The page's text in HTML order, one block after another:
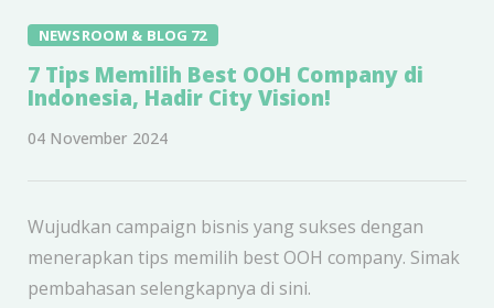
NEWSROOM & BLOG 72
7 Tips Memilih Best OOH Company di
Indonesia, Hadir City Vision!
04 November 2024
Wujudkan campaign bisnis yang sukses dengan
menerapkan tips memilih best OOH company. Simak
pembahasan selengkapnya di sini.